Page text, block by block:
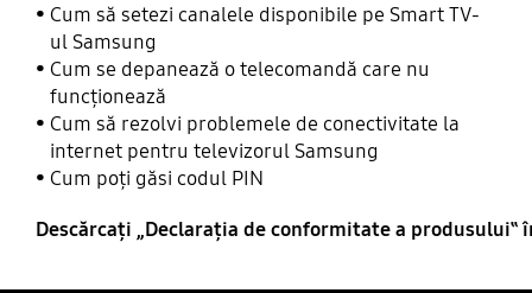
Cum să setezi canalele disponibile pe Smart TV-
ul Samsung
Cum se depanează o telecomandă care nu
funcționează
Cum să rezolvi problemele de conectivitate la
internet pentru televizorul Samsung
Cum poți găsi codul PIN
Descărcaţi „Declaraţia de conformitate a produsului‟